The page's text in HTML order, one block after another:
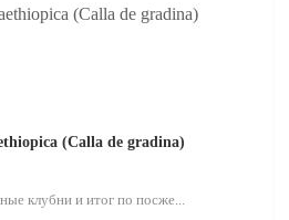
(Calla de gradina)
клубни и итог по посже...